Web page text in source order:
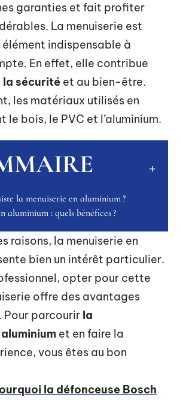
garanties et fait profiter
La menuiserie est
indispensable à
En effet, elle contribue
la sécurité et au bien-être.
les matériaux utilisés en
le bois, le PVC et l’aluminium.
la menuiserie en aluminium ?
aluminium : quels bénéfices ?
raisons, la menuiserie en
bien un intérêt particulier.
opter pour cette
offre des avantages
Pour parcourir la
et en faire la
vous êtes au bon
la défonceuse Bosch